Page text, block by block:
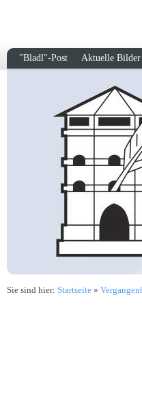
"Bladl"-Post Aktuelle Bilder
Sie sind hier: Startseite »